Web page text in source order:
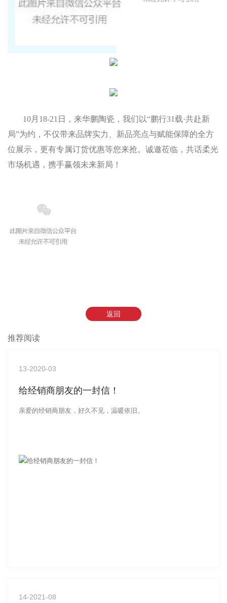
10月18-21 日， 来华鹏陶瓷，我们以“鹏行31载·共赴新
局”为约，不仅带来品牌实力、新品亮点与赋能保障的全方
位展示，更有专属订货优惠等您来抢。诚邀莅临，共话柔光
市场机遇，携手赢领未来新局！
返回
推荐阅读
13-2020-03
给经销商朋友的一封信！
亲爱的经销商朋友，好久不见，温暖依旧。
14-2021-08